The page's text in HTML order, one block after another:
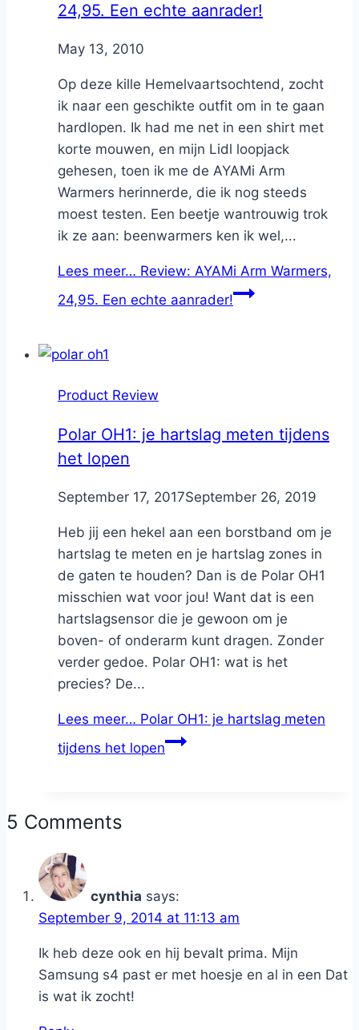
24,95. Een echte aanrader!
ByNicole
May 13, 2010
Op deze kille Hemelvaartsochtend, zocht
ik naar een geschikte outfit om in te gaan
hardlopen. Ik had me net in een shirt met
korte mouwen, en mijn Lidl loopjack
gehesen, toen ik me de AYAMi Arm
Warmers herinnerde, die ik nog steeds
moest testen. Een beetje wantrouwig trok
ik ze aan: beenwarmers ken ik wel,...
Lees meer… Review: AYAMi Arm Warmers,
24,95. Een echte aanrader!
Product Review
Polar OH1: je hartslag meten tijdens
het lopen
ByNicole
September 17, 2017September 26, 2019
Heb jij een hekel aan een borstband om je
hartslag te meten en je hartslag zones in
de gaten te houden? Dan is de Polar OH1
misschien wat voor jou! Want dat is een
hartslagsensor die je gewoon om je
boven- of onderarm kunt dragen. Zonder
verder gedoe. Polar OH1: wat is het
precies? De...
Lees meer… Polar OH1: je hartslag meten
tijdens het lopen
5 Comments
cynthia says:
September 9, 2014 at 11:13 am
Ik heb deze ook en hij bevalt prima. Mijn
Samsung s4 past er met hoesje en al in een Dat
is wat ik zocht!